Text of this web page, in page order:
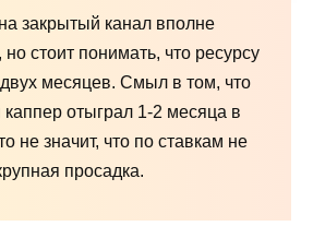
закрытый канал вполне
стоит понимать, что ресурсу
месяцев. Смыл в том, что
отыграл 1-2 месяца в
не значит, что по ставкам не
просадка.